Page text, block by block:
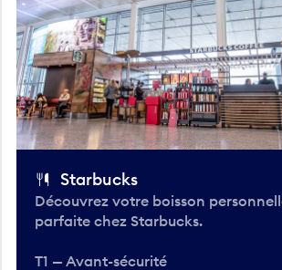
Découvrez votre boisson personnelle
parfaite chez Starbucks.